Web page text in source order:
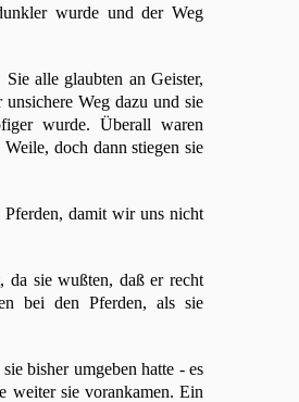
wurde und der Weg
alle glaubten an Geister,
Weg dazu und sie
wurde. Überall waren
doch dann stiegen sie
damit wir uns nicht
da sie wußten, daß er recht
bei den Pferden, als sie
bisher umgeben hatte - es
weiter sie vorankamen. Ein